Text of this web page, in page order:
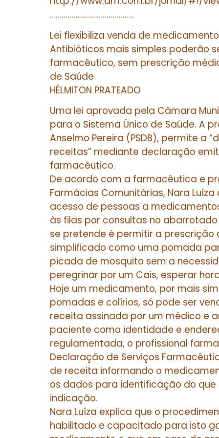
…………………………………….
Lei flexibiliza venda de
Antibióticos mais simples poderão
farmacêutico, sem prescrição
de Saúde
HÉLMITON PRATEADO
Uma lei aprovada pela Câmara
para o Sistema Único de Saúde. A
Anselmo Pereira (PSDB), permite a
receitas” mediante declaração
farmacêutico.
De acordo com a farmacêutica e
Farmácias Comunitárias, Nara
acesso de pessoas a
às filas por consultas no
se pretende é permitir a
simplificado como uma pomada
picada de mosquito sem a
peregrinar por um Cais, esperar
Hoje um medicamento, por mais
pomadas e colírios, só pode ser
receita assinada por um médico e
paciente como identidade e
regulamentada, o profissional
Declaração de Serviços
de receita informando o
os dados para identificação do
indicação.
Nara Luíza explica que o
habilitado e capacitado para isto